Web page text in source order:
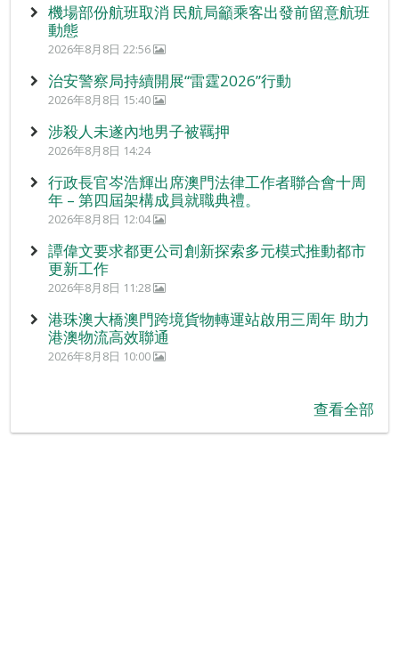
機場部份航班取消 民航局籲乘客出發前留意航班
動態
2026年8月8日 22:56
治安警察局持續開展“雷霆2026”行動
2026年8月8日 15:40
涉殺人未遂內地男子被羈押
2026年8月8日 14:24
行政長官岑浩輝出席澳門法律工作者聯合會十周
年 – 第四屆架構成員就職典禮。
2026年8月8日 12:04
譚偉文要求都更公司創新探索多元模式推動都市
更新工作
2026年8月8日 11:28
港珠澳大橋澳門跨境貨物轉運站啟用三周年 助力
港澳物流高效聯通
2026年8月8日 10:00
查看全部